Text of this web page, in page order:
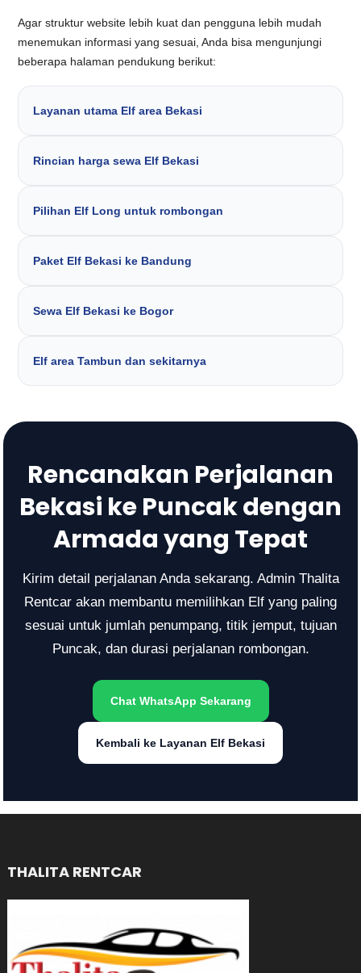
Agar struktur website lebih kuat dan pengguna lebih mudah
menemukan informasi yang sesuai, Anda bisa mengunjungi
beberapa halaman pendukung berikut:
Layanan utama Elf area Bekasi
Rincian harga sewa Elf Bekasi
Pilihan Elf Long untuk rombongan
Paket Elf Bekasi ke Bandung
Sewa Elf Bekasi ke Bogor
Elf area Tambun dan sekitarnya
Rencanakan Perjalanan
Bekasi ke Puncak dengan
Armada yang Tepat
Kirim detail perjalanan Anda sekarang. Admin Thalita
Rentcar akan membantu memilihkan Elf yang paling
sesuai untuk jumlah penumpang, titik jemput, tujuan
Puncak, dan durasi perjalanan rombongan.
Chat WhatsApp Sekarang
Kembali ke Layanan Elf Bekasi
THALITA RENTCAR